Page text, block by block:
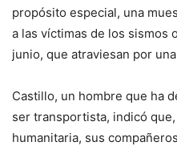
propósito especial, una
a las víctimas de los sismos
junio, que atraviesan por
Castillo, un hombre que ha
ser transportista, indicó
humanitaria, sus